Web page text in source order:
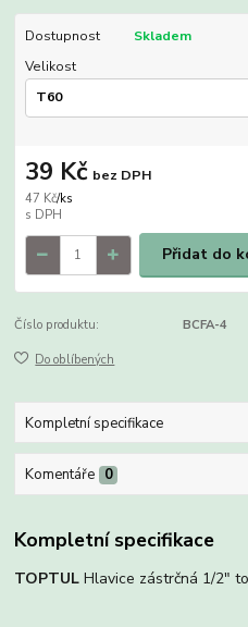
Dostupnost
Skladem
Velikost
47 Kč/ks
39 Kč bez DPH
Přidat do
Číslo produktu: BCFA-4
Do oblíbených
Kompletní specifikace
Komentáře 0
Kompletní specifikace
TOPTUL Hlavice zástrčná 1/2"